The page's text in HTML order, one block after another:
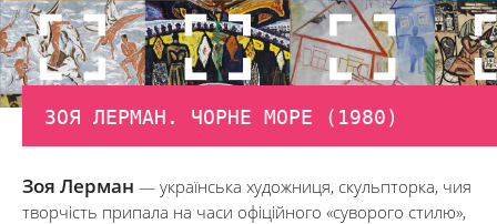
ЗОЯ ЛЕРМАН. ЧОРНЕ МОРЕ (1980)
Зоя Лерман — українська художниця, скульпторка, чия
творчість припала на часи офіційного «суворого стилю»,